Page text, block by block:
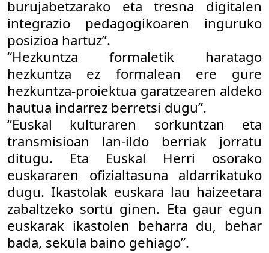
burujabetzarako eta tresna digitalen
integrazio pedagogikoaren inguruko
posizioa hartuz”.
“Hezkuntza formaletik haratago
hezkuntza ez formalean ere gure
hezkuntza-proiektua garatzearen aldeko
hautua indarrez berretsi dugu”.
“Euskal kulturaren sorkuntzan eta
transmisioan lan-ildo berriak jorratu
ditugu. Eta Euskal Herri osorako
euskararen ofizialtasuna aldarrikatuko
dugu. Ikastolak euskara lau haizeetara
zabaltzeko sortu ginen. Eta gaur egun
euskarak ikastolen beharra du, behar
bada, sekula baino gehiago”.